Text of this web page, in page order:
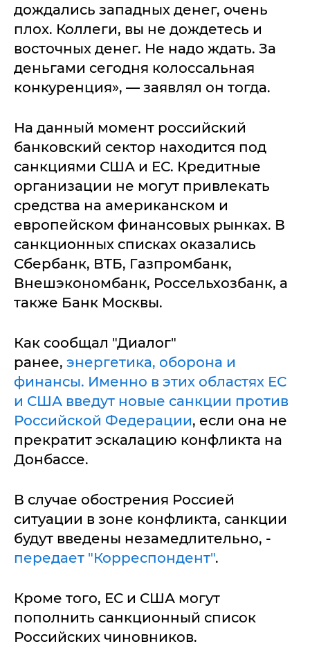
дождались западных денег, очень
плох. Коллеги, вы не дождетесь и
восточных денег. Не надо ждать. За
деньгами сегодня колоссальная
конкуренция», — заявлял он тогда.
На данный момент российский
банковский сектор находится под
санкциями США и ЕС. Кредитные
организации не могут привлекать
средства на американском и
европейском финансовых рынках. В
санкционных списках оказались
Сбербанк, ВТБ, Газпромбанк,
Внешэкономбанк, Россельхозбанк, а
также Банк Москвы.
Как сообщал "Диалог"
ранее, энергетика, оборона и
финансы. Именно в этих областях ЕС
и США введут новые санкции против
Российской Федерации, если она не
прекратит эскалацию конфликта на
Донбассе.
В случае обострения Россией
ситуации в зоне конфликта, санкции
будут введены незамедлительно, -
передает "Корреспондент".
Кроме того, ЕС и США могут
пополнить санкционный список
Российских чиновников.